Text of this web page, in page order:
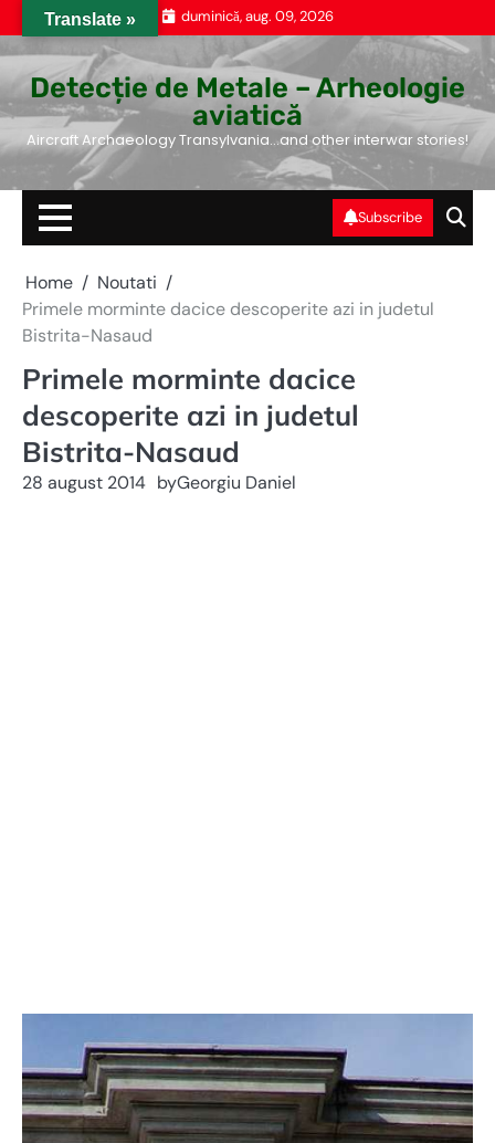
to
duminică, aug. 09, 2026
Detecție de Metale – Arheologie
aviatică
Aircraft Archaeology Transylvania…and other interwar stories!
Subscribe
Home
Noutati
Primele morminte dacice descoperite azi in judetul
Bistrita-Nasaud
Primele morminte dacice
descoperite azi in judetul
Bistrita-Nasaud
28 august 2014 byGeorgiu Daniel
Translate »